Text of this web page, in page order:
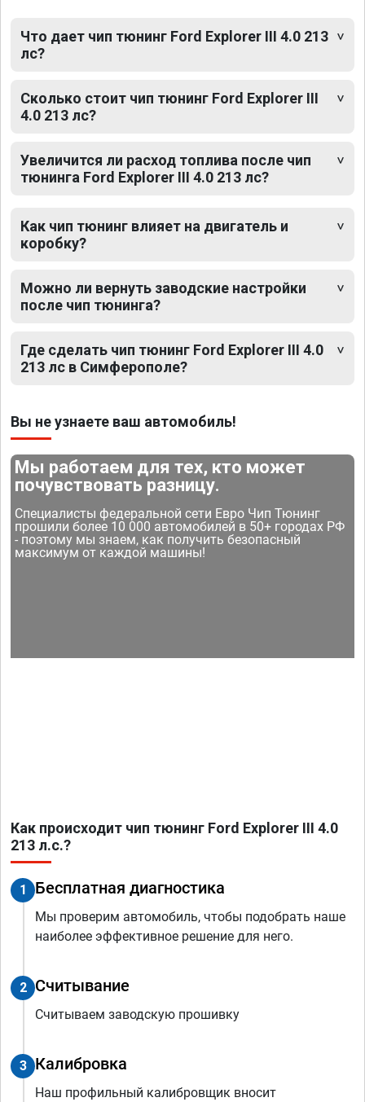
Что дает чип тюнинг Ford Explorer III 4.0 213
лс?
Сколько стоит чип тюнинг Ford Explorer III
4.0 213 лс?
Увеличится ли расход топлива после чип
тюнинга Ford Explorer III 4.0 213 лс?
Как чип тюнинг влияет на двигатель и
коробку?
Можно ли вернуть заводские настройки
после чип тюнинга?
Где сделать чип тюнинг Ford Explorer III 4.0
213 лс в Симферополе?
Вы не узнаете ваш автомобиль!
Мы работаем для тех, кто может
почувствовать разницу.
Специалисты федеральной сети Евро Чип Тюнинг
прошили более 10 000 автомобилей в 50+ городах РФ
- поэтому мы знаем, как получить безопасный
максимум от каждой машины!
Как происходит чип тюнинг Ford Explorer III 4.0
213 л.с.?
1 Бесплатная диагностика
Мы проверим автомобиль, чтобы подобрать наше
наиболее эффективное решение для него.
2 Считывание
Считываем заводскую прошивку
3 Калибровка
Наш профильный калибровщик вносит